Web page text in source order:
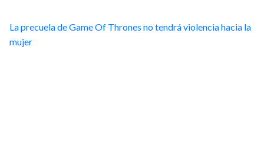
La precuela de Game Of Thrones no tendrá violencia hacia la
mujer